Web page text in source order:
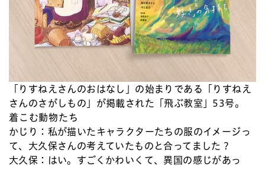
「りすねえさんのおはなし」の始まりである「りすねえ
さんのさがしもの」が掲載された「飛ぶ教室」53号。
着こむ動物たち
かじり： 私が描いたキャラクターたちの服のイメージっ
て、大久保さんの考えていたものと合ってました？
大久保：
はい。すごくかわいくて、異国の感じがあっ